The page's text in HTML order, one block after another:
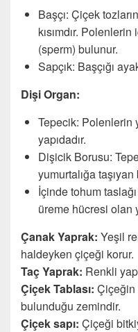
Başçı: Çiçek
kısımdır.
(sperm) bulunur.
Sapçık: Başçığı
Dişi Organ:
Tepecik: Polenlerin
yapıdadır.
Dişicik Borusu:
yumurtalığa taşıyan
İçinde tohum
üreme hücresi olan
Çanak Yaprak: Yeşil
haldeyken çiçeği korur.
Taç Yaprak: Renkli
Çiçek Tablası: Çiçeğin
bulunduğu zemindir.
Çiçek sapı: Çiçeği